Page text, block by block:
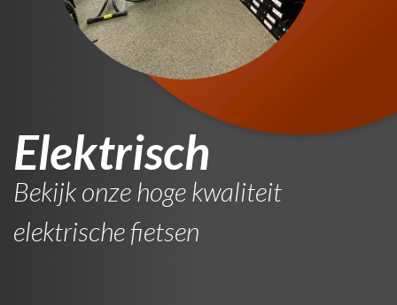
Elektrisch
Bekijk onze hoge kwaliteit
elektrische fietsen